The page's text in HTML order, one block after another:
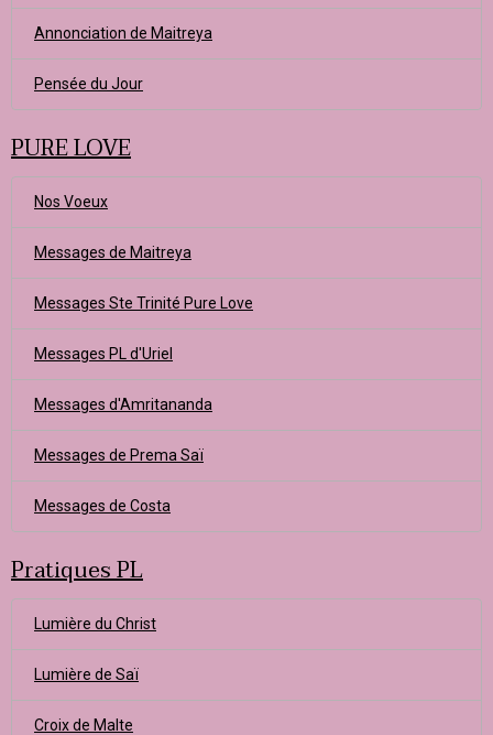
Annonciation de Maitreya
Pensée du Jour
PURE LOVE
Nos Voeux
Messages de Maitreya
Messages Ste Trinité Pure Love
Messages PL d'Uriel
Messages d'Amritananda
Messages de Prema Saï
Messages de Costa
Pratiques PL
Lumière du Christ
Lumière de Saï
Croix de Malte